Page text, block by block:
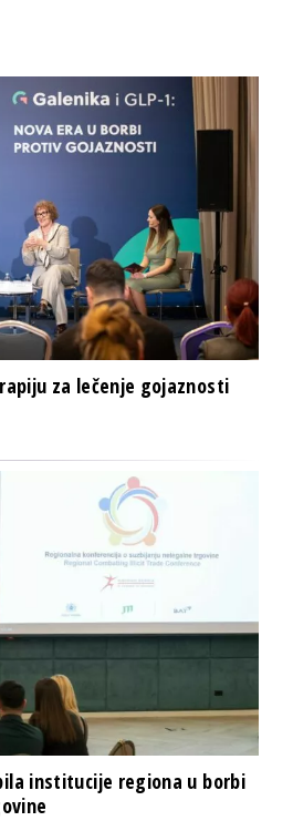
za lečenje gojaznosti
institucije regiona u borbi